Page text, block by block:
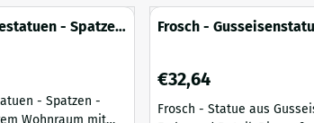
- Spatzen
- Spatzen -
Frosch -
Preis: 32,64
€32,64
Frosch - Statue aus